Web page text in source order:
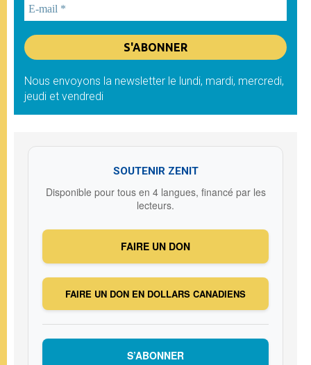
Nous envoyons la newsletter le lundi, mardi, mercredi,
jeudi et vendredi
SOUTENIR ZENIT
Disponible pour tous en 4 langues, financé par les
lecteurs.
FAIRE UN DON
FAIRE UN DON EN DOLLARS CANADIENS
S’ABONNER